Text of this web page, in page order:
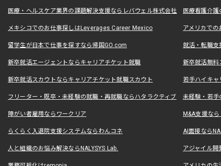
医療・ヘルスケア業界の課題解決支援ならレバウェル株式会社 医療看護介
メキシコでのお仕事探しはLeverages Career Mexico アメリカで
留学生が日本で仕事を探すなら帰国GO.com 就活・転職
新卒就活エージェントならキャリアチケット就職 新卒就活無料
新卒就活スカウトならキャリアチケット就職スカウト 若手ハイキ
フリーター・既卒・未経験の就職・再就職ならハタラクティブ 未経験・若手
障がい者雇用ならワークリア M&A支援な
らくらく入退院支援システムならわんコネ AI面接なら
人と組織のお悩み解決ならNALYSYS Lab. アジャイル